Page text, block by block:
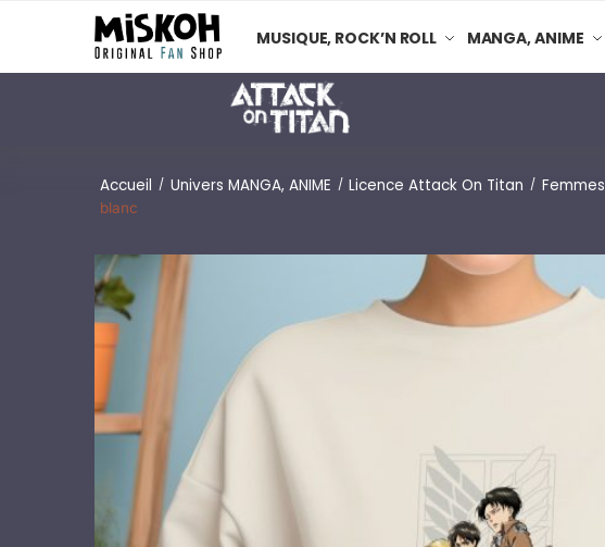
MUSIQUE, ROCK’N ROLL MANGA, ANIME
Accueil / Univers MANGA, ANIME / Licence Attack On Titan / Femmes
blanc